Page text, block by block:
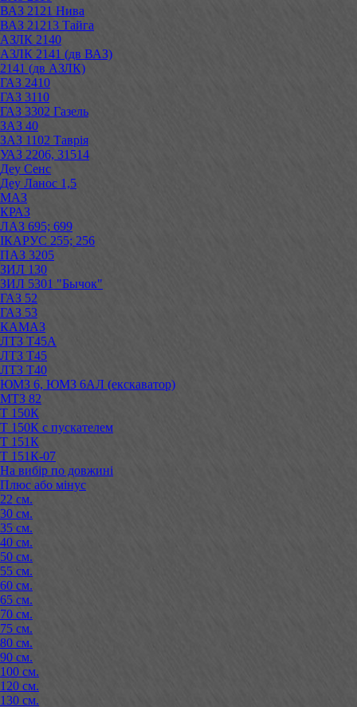
ВАЗ 2121 Нива
ВАЗ 21213 Тайга
АЗЛК 2140
АЗЛК 2141 (дв ВАЗ)
2141 (дв АЗЛК)
ГАЗ 2410
ГАЗ 3110
ГАЗ 3302 Газель
ЗАЗ 40
ЗАЗ 1102 Таврія
УАЗ 2206, 31514
Деу Сенс
Деу Ланос 1,5
МАЗ
КРАЗ
ЛАЗ 695; 699
ІКАРУС 255; 256
ПАЗ 3205
ЗИЛ 130
ЗИЛ 5301 "Бычок"
ГАЗ 52
ГАЗ 53
КАМАЗ
ЛТЗ Т45А
ЛТЗ Т45
ЛТЗ Т40
ЮМЗ 6, ЮМЗ 6АЛ (екскаватор)
МТЗ 82
Т 150К
Т 150К с пускателем
Т 151К
Т 151К-07
На вибір по довжині
Плюс або мінус
22 см.
30 см.
35 см.
40 см.
50 см.
55 см.
60 см.
65 см.
70 см.
75 см.
80 см.
90 см.
100 см.
120 см.
130 см.